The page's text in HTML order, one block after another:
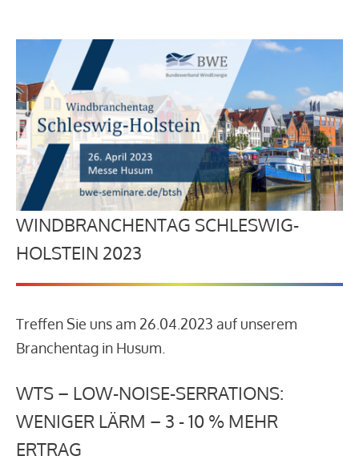
WINDBRANCHENTAG SCHLESWIG-
HOLSTEIN 2023
Treffen Sie uns am 26.04.2023 auf unserem
Branchentag in Husum.
WTS – LOW-NOISE-SERRATIONS:
WENIGER LÄRM – 3 - 10 % MEHR
ERTRAG